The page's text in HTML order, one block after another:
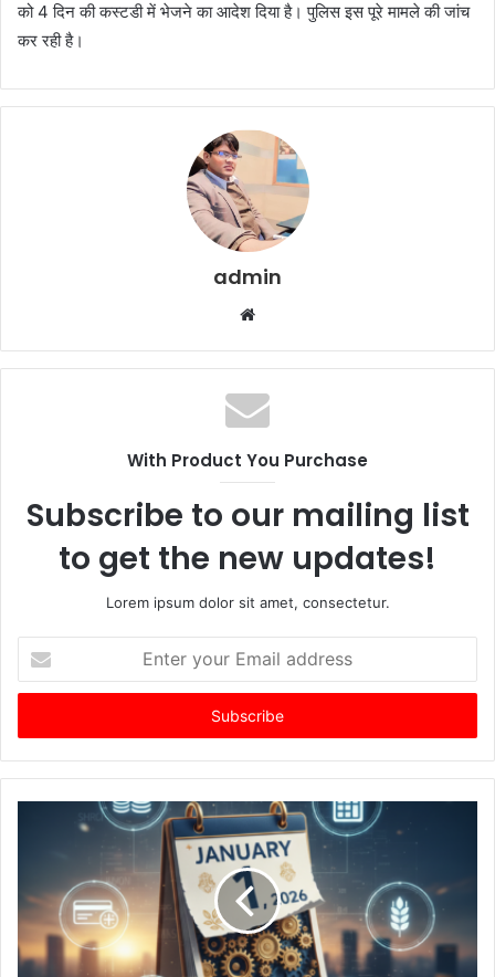
को 4 दिन की कस्टडी में भेजने का आदेश दिया है। पुलिस इस पूरे मामले की जांच
कर रही है।
admin
Website
With Product You Purchase
Subscribe to our mailing list
to get the new updates!
Lorem ipsum dolor sit amet, consectetur.
your
Email